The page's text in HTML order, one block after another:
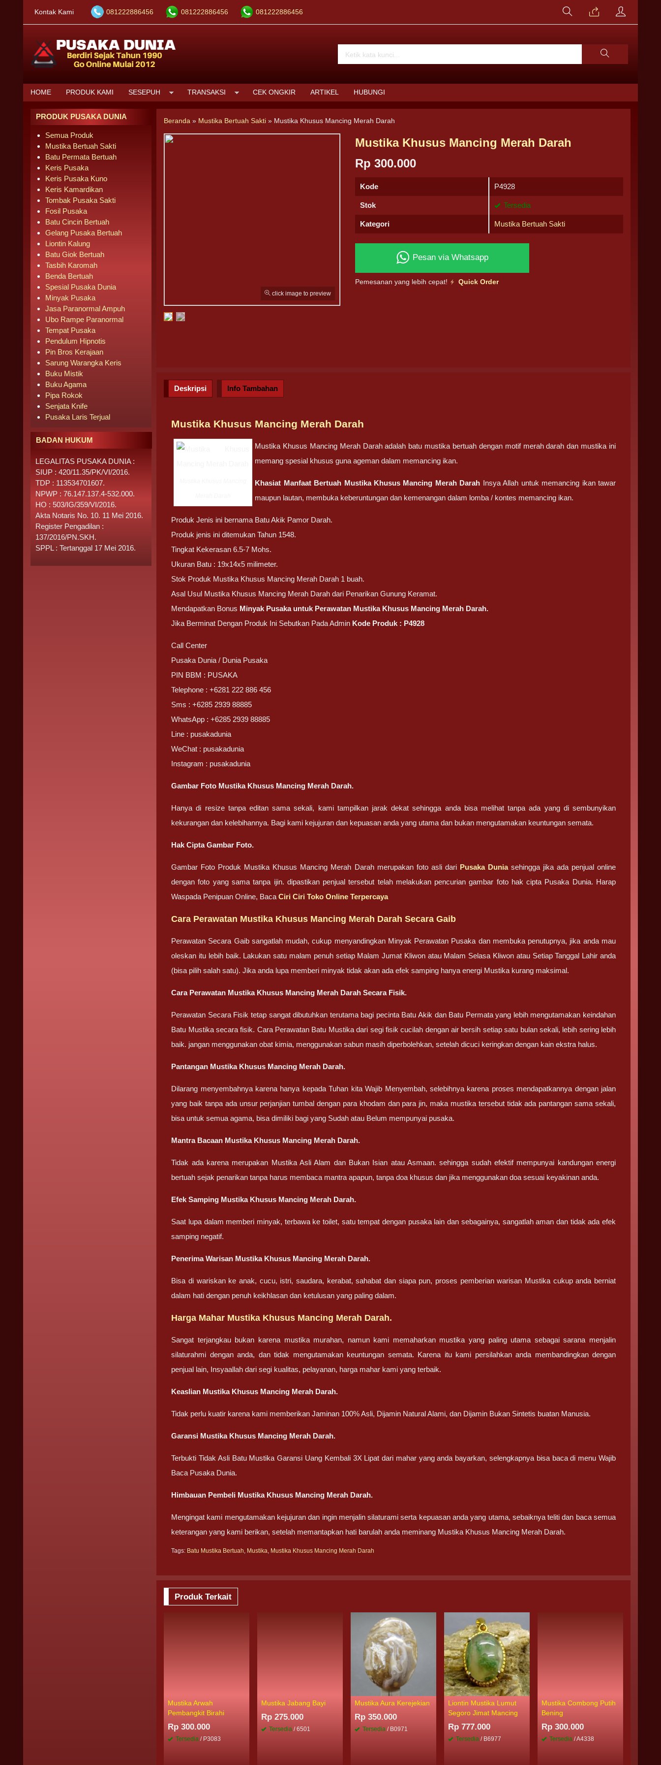
Kontak Kami 081222886456 081222886456 081222886456
HOME PRODUK KAMI SESEPUH TRANSAKSI CEK ONGKIR ARTIKEL HUBUNGI
Beranda » Mustika Bertuah Sakti » Mustika Khusus Mancing Merah Darah
click image to preview
Mustika Khusus Mancing Merah Darah
Rp 300.000
Kode P4928
Stok Tersedia
Kategori Mustika Bertuah Sakti
Pesan via Whatsapp
Pemesanan yang lebih cepat! Quick Order
Deskripsi Info Tambahan
Mustika Khusus Mancing Merah Darah
Mustika Khusus Mancing Merah Darah adalah batu mustika bertuah dengan motif merah darah dan mustika ini
memang spesial khusus guna ageman dalam memancing ikan.
Khasiat Manfaat Bertuah Mustika Khusus Mancing Merah Darah Insya Allah untuk memancing ikan tawar
maupun lautan, membuka keberuntungan dan kemenangan dalam lomba / kontes memancing ikan.
Produk Jenis ini bernama Batu Akik Pamor Darah.
Produk jenis ini ditemukan Tahun 1548.
Tingkat Kekerasan 6.5-7 Mohs.
Ukuran Batu : 19x14x5 milimeter.
Stok Produk Mustika Khusus Mancing Merah Darah 1 buah.
Asal Usul Mustika Khusus Mancing Merah Darah dari Penarikan Gunung Keramat.
Mendapatkan Bonus Minyak Pusaka untuk Perawatan Mustika Khusus Mancing Merah Darah.
Jika Berminat Dengan Produk Ini Sebutkan Pada Admin Kode Produk : P4928
Call Center
Pusaka Dunia / Dunia Pusaka
PIN BBM : PUSAKA
Telephone : +6281 222 886 456
Sms : +6285 2939 88885
WhatsApp : +6285 2939 88885
Line : pusakadunia
WeChat : pusakadunia
Instagram : pusakadunia
Gambar Foto Mustika Khusus Mancing Merah Darah.
Hanya di resize tanpa editan sama sekali, kami tampilkan jarak dekat sehingga anda bisa melihat tanpa ada yang di sembunyikan
kekurangan dan kelebihannya. Bagi kami kejujuran dan kepuasan anda yang utama dan bukan mengutamakan keuntungan semata.
Hak Cipta Gambar Foto.
Gambar Foto Produk Mustika Khusus Mancing Merah Darah merupakan foto asli dari Pusaka Duniasehingga jika ada penjual online
dengan foto yang sama tanpa ijin. dipastikan penjual tersebut telah melakukan pencurian gambar foto hak cipta Pusaka Dunia. Harap
Waspada Penipuan Online, BacaCiri Ciri Toko Online Terpercaya
Cara Perawatan Mustika Khusus Mancing Merah Darah Secara Gaib
Perawatan Secara Gaib sangatlah mudah, cukup menyandingkan Minyak Perawatan Pusaka dan membuka penutupnya, jika anda mau
oleskan itu lebih baik. Lakukan satu malam penuh setiap Malam Jumat Kliwon atau Malam Selasa Kliwon atau Setiap Tanggal Lahir anda
(bisa pilih salah satu). Jika anda lupa memberi minyak tidak akan ada efek samping hanya energi Mustika kurang maksimal.
Cara Perawatan Mustika Khusus Mancing Merah Darah Secara Fisik.
Perawatan Secara Fisik tetap sangat dibutuhkan terutama bagi pecinta Batu Akik dan Batu Permata yang lebih mengutamakan keindahan
Batu Mustika secara fisik. Cara Perawatan Batu Mustika dari segi fisik cucilah dengan air bersih setiap satu bulan sekali, lebih sering lebih
baik. jangan menggunakan obat kimia, menggunakan sabun masih diperbolehkan, setelah dicuci keringkan dengan kain ekstra halus.
Pantangan Mustika Khusus Mancing Merah Darah.
Dilarang menyembahnya karena hanya kepada Tuhan kita Wajib Menyembah, selebihnya karena proses mendapatkannya dengan jalan
yang baik tanpa ada unsur perjanjian tumbal dengan para khodam dan para jin, maka mustika tersebut tidak ada pantangan sama sekali,
bisa untuk semua agama, bisa dimiliki bagi yang Sudah atau Belum mempunyai pusaka.
Mantra Bacaan Mustika Khusus Mancing Merah Darah.
Tidak ada karena merupakan Mustika Asli Alam dan Bukan Isian atau Asmaan. sehingga sudah efektif mempunyai kandungan energi
bertuah sejak penarikan tanpa harus membaca mantra apapun, tanpa doa khusus dan jika menggunakan doa sesuai keyakinan anda.
Efek Samping Mustika Khusus Mancing Merah Darah.
Saat lupa dalam memberi minyak, terbawa ke toilet, satu tempat dengan pusaka lain dan sebagainya, sangatlah aman dan tidak ada efek
samping negatif.
Penerima Warisan Mustika Khusus Mancing Merah Darah.
Bisa di wariskan ke anak, cucu, istri, saudara, kerabat, sahabat dan siapa pun, proses pemberian warisan Mustika cukup anda berniat
dalam hati dengan penuh keikhlasan dan ketulusan yang paling dalam.
Harga Mahar Mustika Khusus Mancing Merah Darah.
Sangat terjangkau bukan karena mustika murahan, namun kami memaharkan mustika yang paling utama sebagai sarana menjalin
silaturahmi dengan anda, dan tidak mengutamakan keuntungan semata. Karena itu kami persilahkan anda membandingkan dengan
penjual lain, Insyaallah dari segi kualitas, pelayanan, harga mahar kami yang terbaik.
Keaslian Mustika Khusus Mancing Merah Darah.
Tidak perlu kuatir karena kami memberikan Jaminan 100% Asli, Dijamin Natural Alami, dan Dijamin Bukan Sintetis buatan Manusia.
Garansi Mustika Khusus Mancing Merah Darah.
Terbukti Tidak Asli Batu Mustika Garansi Uang Kembali 3X Lipat dari mahar yang anda bayarkan, selengkapnya bisa baca di menu Wajib
Baca Pusaka Dunia.
Himbauan Pembeli Mustika Khusus Mancing Merah Darah.
Mengingat kami mengutamakan kejujuran dan ingin menjalin silaturami serta kepuasan anda yang utama, sebaiknya teliti dan baca semua
keterangan yang kami berikan, setelah memantapkan hati barulah anda meminang Mustika Khusus Mancing Merah Darah.
Tags: Batu Mustika Bertuah, Mustika, Mustika Khusus Mancing Merah Darah
Produk Terkait
Mustika Arwah
Pembangkit Birahi
Rp 300.000
Tersedia / P3083
Mustika Jabang Bayi
Rp 275.000
Tersedia / 6501
Mustika Aura Kerejekian
Rp 350.000
Tersedia / B0971
Liontin Mustika Lumut
Segoro Jimat Mancing
Rp 777.000
Tersedia / B6977
Mustika Combong Putih
Bening
Rp 300.000
Tersedia / A4338
PRODUK PUSAKA DUNIA
Semua Produk
Mustika Bertuah Sakti
Batu Permata Bertuah
Keris Pusaka
Keris Pusaka Kuno
Keris Kamardikan
Tombak Pusaka Sakti
Fosil Pusaka
Batu Cincin Bertuah
Gelang Pusaka Bertuah
Liontin Kalung
Batu Giok Bertuah
Tasbih Karomah
Benda Bertuah
Spesial Pusaka Dunia
Minyak Pusaka
Jasa Paranormal Ampuh
Ubo Rampe Paranormal
Tempat Pusaka
Pendulum Hipnotis
Pin Bros Kerajaan
Sarung Warangka Keris
Buku Mistik
Buku Agama
Pipa Rokok
Senjata Knife
Pusaka Laris Terjual
BADAN HUKUM
LEGALITAS PUSAKA DUNIA :
SIUP : 420/11.35/PK/VI/2016.
TDP : 113534701607.
NPWP : 76.147.137.4-532.000.
HO : 503/IG/359/VI/2016.
Akta Notaris No. 10. 11 Mei 2016.
Register Pengadilan :
137/2016/PN.SKH.
SPPL : Tertanggal 17 Mei 2016.